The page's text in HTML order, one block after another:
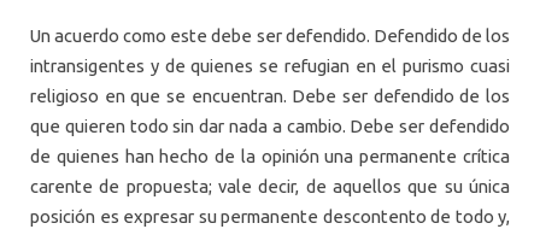
Un acuerdo como este debe ser defendido. Defendido de los
intransigentes y de quienes se refugian en el purismo cuasi
religioso en que se encuentran. Debe ser defendido de los
que quieren todo sin dar nada a cambio. Debe ser defendido
de quienes han hecho de la opinión una permanente crítica
carente de propuesta; vale decir, de aquellos que su única
posición es expresar su permanente descontento de todo y,